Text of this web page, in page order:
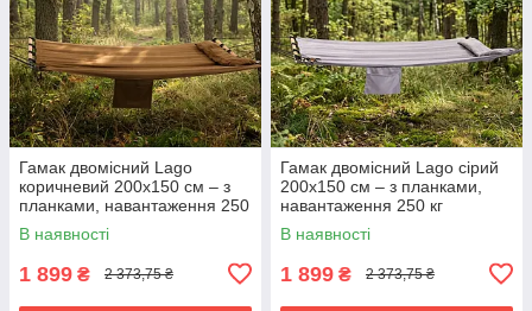
Гамак двомісний Lago
коричневий 200х150 см – з
планками, навантаження 250
кг
В наявності
1 899 ₴ 2 373,75 ₴
Гамак двомісний Lago сірий
200х150 см – з планками,
навантаження 250 кг
В наявності
1 899 ₴ 2 373,75 ₴